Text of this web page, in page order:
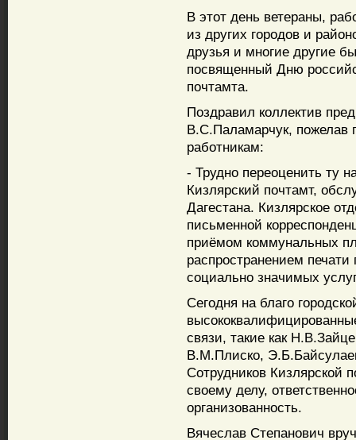
В этот день ветераны,
из других городов и
друзья и многие другие
посвященный Дню
почтамта.
Поздравил коллектив
В.С.Паламарчук, пожелав
работникам:
- Трудно переоценить ту
Кизлярский почтамт,
Дагестана. Кизлярское
письменной
приёмом коммунальных
распространением
социально значимых
Сегодня на благо
связи, такие как
В.М.Плиско,
Сотрудников Кизлярской
своему делу,
организованность.
Вячеслав Степанович